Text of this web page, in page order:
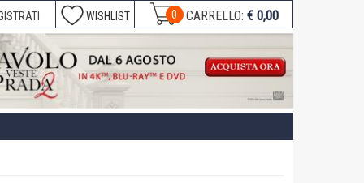
0 CARRELLO: € 0,00
WISHLIST